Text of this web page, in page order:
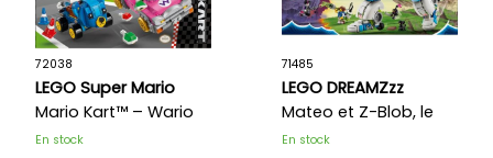
72038
LEGO Super Mario
Mario Kart™ – Wario
et Roi Boo
En stock
71485
LEGO DREAMZzz
Mateo et Z-Blob, le
robot chevalier
En stock